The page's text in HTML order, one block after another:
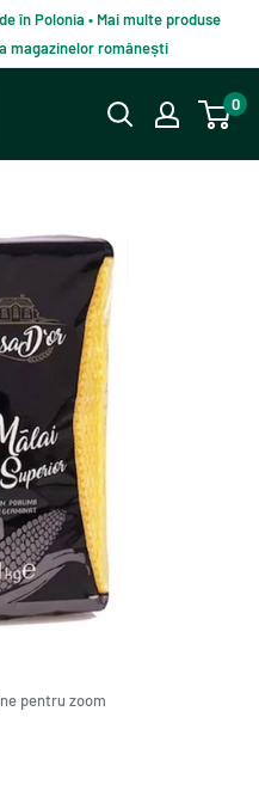
în Polonia • Mai multe produse
magazinelor românești
0
pentru zoom